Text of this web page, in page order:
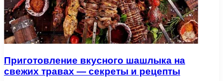
Приготовление вкусного шашлыка на
свежих травах — секреты и рецепты